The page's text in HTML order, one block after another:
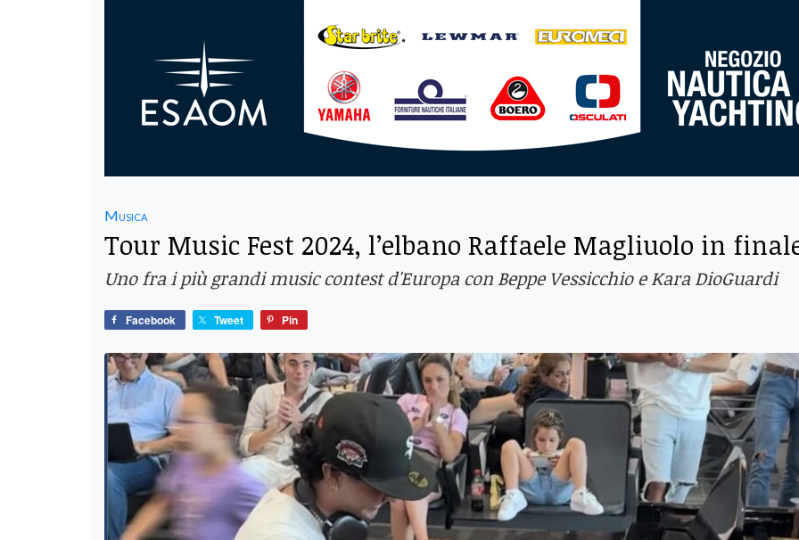
Musica
Tour Music Fest 2024, l’elbano Raffaele Magliuolo in
Uno fra i più grandi music contest d'Europa con Beppe Vessicchio e Kara DioGuardi
Facebook Tweet Pin